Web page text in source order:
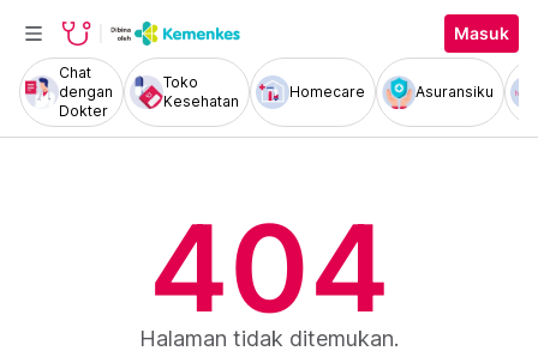
Masuk
Chat
dengan
Dokter
Toko
Kesehatan
Homecare Asuransiku
404
Halaman tidak ditemukan.